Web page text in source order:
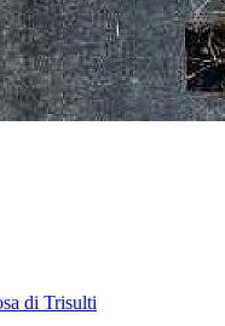
di Trisulti